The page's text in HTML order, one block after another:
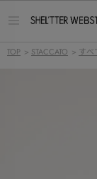
ー
TOP > STACCATO > すべ